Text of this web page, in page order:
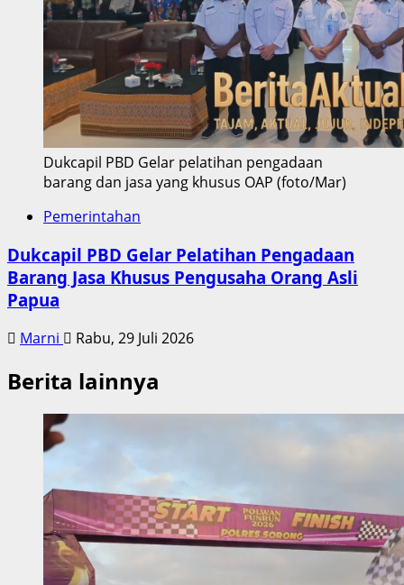
Dukcapil PBD Gelar pelatihan pengadaan
barang dan jasa yang khusus OAP (foto/Mar)
Pemerintahan
Dukcapil PBD Gelar Pelatihan Pengadaan
Barang Jasa Khusus Pengusaha Orang Asli
Papua
Marni Rabu, 29 Juli 2026
Berita lainnya